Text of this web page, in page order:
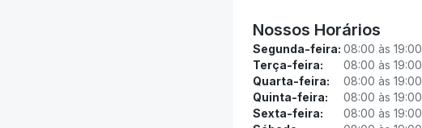
Nossos Horários
Segunda-feira: 08:00 às 19:00
Terça-feira:
08:00 às 19:00
Quarta-feira:
08:00 às 19:00
Quinta-feira:
08:00 às 19:00
Sexta-feira:
08:00 às 19:00